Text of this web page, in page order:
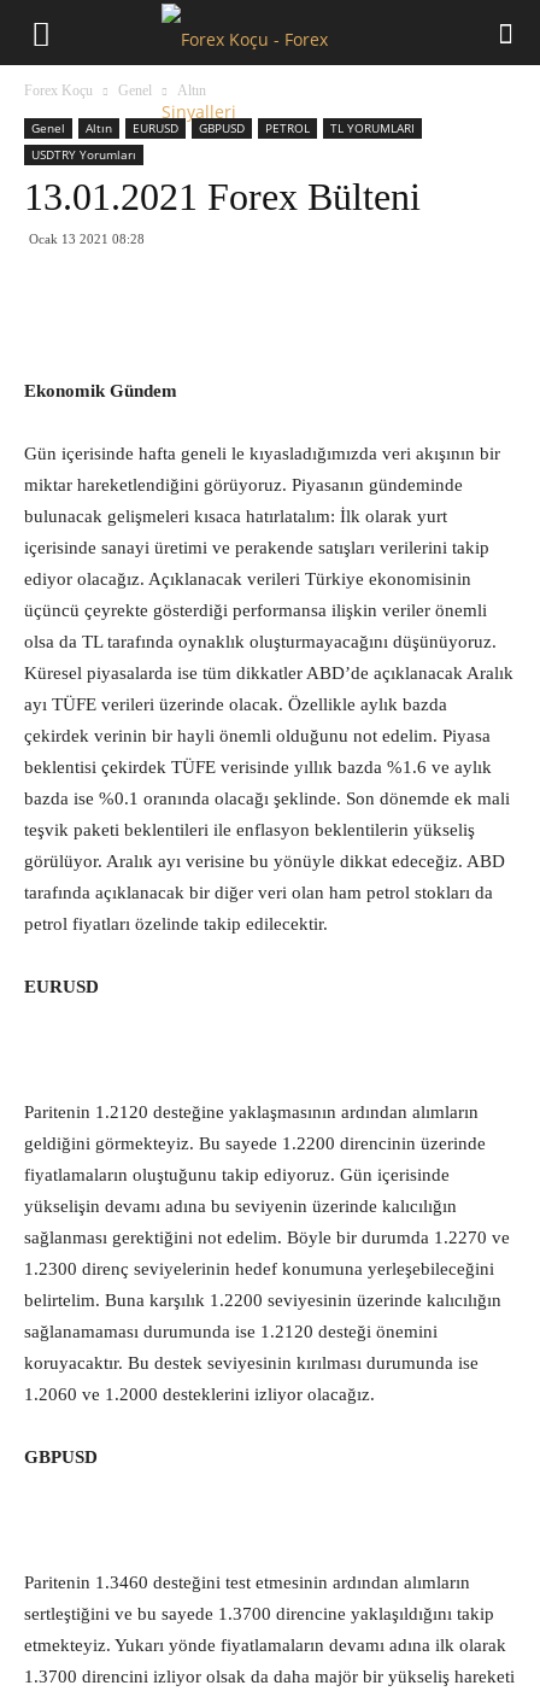
Forex Koçu Genel Altın
Genel Altın EURUSD GBPUSD PETROL
TL YORUMLARI
USDTRY Yorumları
13.01.2021 Forex Bülteni
Ocak 13 2021 08:28
Ekonomik Gündem
Gün içerisinde hafta geneli le kıyasladığımızda veri akışının bir
miktar hareketlendiğini görüyoruz. Piyasanın gündeminde
bulunacak gelişmeleri kısaca hatırlatalım: İlk olarak yurt
içerisinde sanayi üretimi ve perakende satışları verilerini takip
ediyor olacağız. Açıklanacak verileri Türkiye ekonomisinin
üçüncü çeyrekte gösterdiği performansa ilişkin veriler önemli
olsa da TL tarafında oynaklık oluşturmayacağını düşünüyoruz.
Küresel piyasalarda ise tüm dikkatler ABD’de açıklanacak Aralık
ayı TÜFE verileri üzerinde olacak. Özellikle aylık bazda
çekirdek verinin bir hayli önemli olduğunu not edelim. Piyasa
beklentisi çekirdek TÜFE verisinde yıllık bazda %1.6 ve aylık
bazda ise %0.1 oranında olacağı şeklinde. Son dönemde ek mali
teşvik paketi beklentileri ile enflasyon beklentilerin yükseliş
görülüyor. Aralık ayı verisine bu yönüyle dikkat edeceğiz. ABD
tarafında açıklanacak bir diğer veri olan ham petrol stokları da
petrol fiyatları özelinde takip edilecektir.
EURUSD
Paritenin 1.2120 desteğine yaklaşmasının ardından alımların
geldiğini görmekteyiz. Bu sayede 1.2200 direncinin üzerinde
fiyatlamaların oluştuğunu takip ediyoruz. Gün içerisinde
yükselişin devamı adına bu seviyenin üzerinde kalıcılığın
sağlanması gerektiğini not edelim. Böyle bir durumda 1.2270 ve
1.2300 direnç seviyelerinin hedef konumuna yerleşebileceğini
belirtelim. Buna karşılık 1.2200 seviyesinin üzerinde kalıcılığın
sağlanamaması durumunda ise 1.2120 desteği önemini
koruyacaktır. Bu destek seviyesinin kırılması durumunda ise
1.2060 ve 1.2000 desteklerini izliyor olacağız.
GBPUSD
Paritenin 1.3460 desteğini test etmesinin ardından alımların
sertleştiğini ve bu sayede 1.3700 direncine yaklaşıldığını takip
etmekteyiz. Yukarı yönde fiyatlamaların devamı adına ilk olarak
1.3700 direncini izliyor olsak da daha majör bir yükseliş hareketi